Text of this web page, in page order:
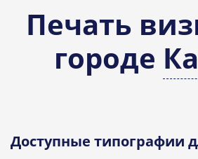
Печать
городе
Доступные типографии